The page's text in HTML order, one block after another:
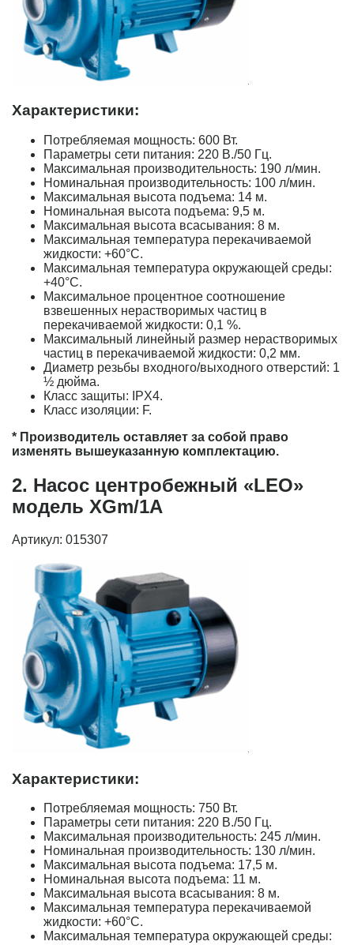
Характеристики:
Потребляемая мощность: 600 Вт.
Параметры сети питания: 220 В./50 Гц.
Максимальная производительность: 190 л/мин.
Номинальная производительность: 100 л/мин.
Максимальная высота подъема: 14 м.
Номинальная высота подъема: 9,5 м.
Максимальная высота всасывания: 8 м.
Максимальная температура перекачиваемой
жидкости: +60°С.
Максимальная температура окружающей среды:
+40°С.
Максимальное процентное соотношение
взвешенных нерастворимых частиц в
перекачиваемой жидкости: 0,1 %.
Максимальный линейный размер нерастворимых
частиц в перекачиваемой жидкости: 0,2 мм.
Диаметр резьбы входного/выходного отверстий: 1
½ дюйма.
Класс защиты: IPX4.
Класс изоляции: F.
* Производитель оставляет за собой право
изменять вышеуказанную комплектацию.
2. Насос центробежный «LEO»
модель XGm/1A
Артикул: 015307
Характеристики:
Потребляемая мощность: 750 Вт.
Параметры сети питания: 220 В./50 Гц.
Максимальная производительность: 245 л/мин.
Номинальная производительность: 130 л/мин.
Максимальная высота подъема: 17,5 м.
Номинальная высота подъема: 11 м.
Максимальная высота всасывания: 8 м.
Максимальная температура перекачиваемой
жидкости: +60°С.
Максимальная температура окружающей среды: